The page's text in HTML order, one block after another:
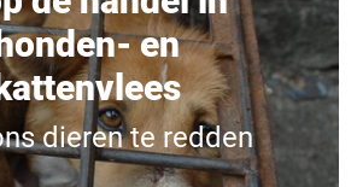
en
dieren te redden